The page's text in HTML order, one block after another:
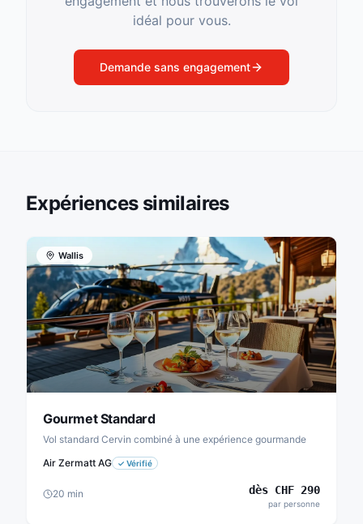
idéal pour vous.
Demande sans engagement
Expériences similaires
Wallis
Gourmet Standard
Vol standard Cervin combiné à une expérience gourmande
Air Zermatt AG
✓ Vérifié
20 min dès CHF 290
par personne